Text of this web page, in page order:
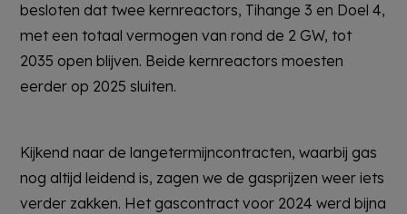
besloten dat twee kernreactors, Tihange 3 en Doel 4,
met een totaal vermogen van rond de 2 GW, tot
2035 open blijven. Beide kernreactors moesten
eerder op 2025 sluiten.
Kijkend naar de langetermijncontracten, waarbij gas
nog altijd leidend is, zagen we de gasprijzen weer iets
verder zakken. Het gascontract voor 2024 werd bijna